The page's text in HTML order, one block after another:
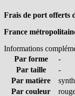
Frais de port offerts
France
Informations
Par forme
-
Par taille
-
Par matière
Par couleur